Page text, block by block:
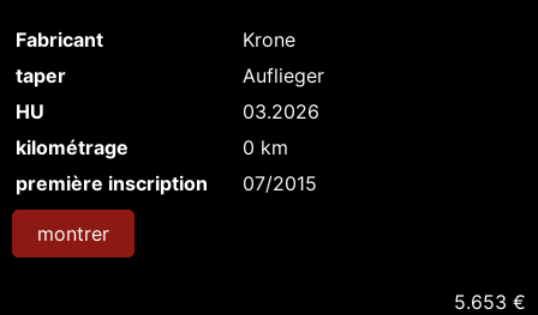
Fabricant
Krone
taper
Auflieger
HU
03.2026
kilométrage
0 km
première inscription
07/2015
montrer
5.653 €